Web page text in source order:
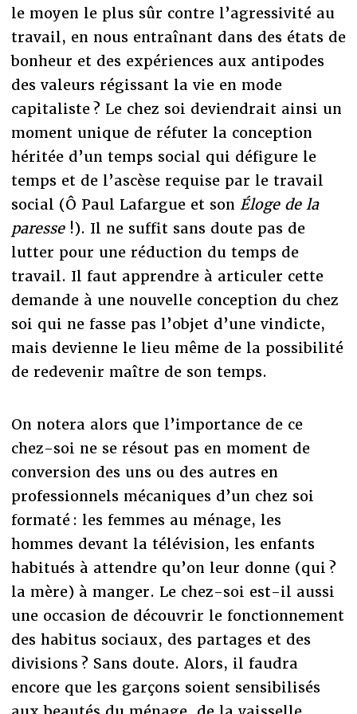
le moyen le plus sûr contre l’agressivité au
travail, en nous entraînant dans des états de
bonheur et des expériences aux antipodes
des valeurs régissant la vie en mode
capitaliste ? Le chez soi deviendrait ainsi un
moment unique de réfuter la conception
héritée d’un temps social qui défigure le
temps et de l’ascèse requise par le travail
social (Ô Paul Lafargue et son Éloge de la
paresse!). Il ne suffit sans doute pas de
lutter pour une réduction du temps de
travail. Il faut apprendre à articuler cette
demande à une nouvelle conception du chez
soi qui ne fasse pas l’objet d’une vindicte,
mais devienne le lieu même de la possibilité
de redevenir maître de son temps.
On notera alors que l’importance de ce
chez-soi ne se résout pas en moment de
conversion des uns ou des autres en
professionnels mécaniques d’un chez soi
formaté : les femmes au ménage, les
hommes devant la télévision, les enfants
habitués à attendre qu’on leur donne (qui ?
la mère) à manger. Le chez-soi est-il aussi
une occasion de découvrir le fonctionnement
des habitus sociaux, des partages et des
divisions ? Sans doute. Alors, il faudra
encore que les garçons soient sensibilisés